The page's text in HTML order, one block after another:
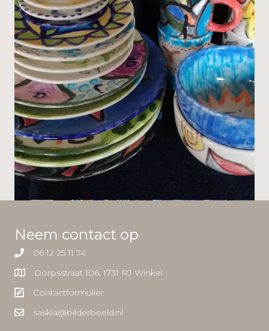
Neem contact op
06 12 25 11 74
Dorpsstraat 106, 1731 RJ Winkel
Contactformulier
saskia@bilderbeeld.nl